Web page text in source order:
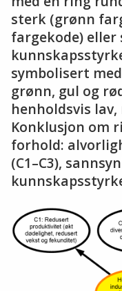
sterk (grønn
fargekode) eller
symbolisert
grønn, gul og
henholdsvis
Konklusjon om
forhold:
(C1–C3),